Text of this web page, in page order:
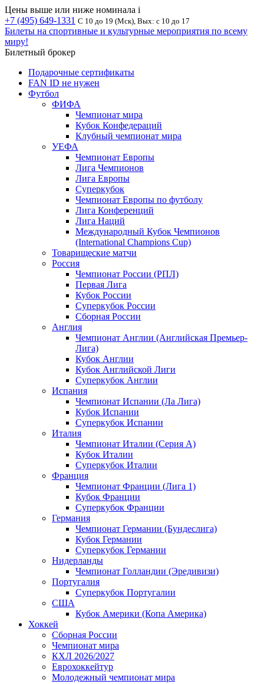
Цены выше или ниже номинала i
+7 (495) 649-1331 С 10 до 19 (Мск), Вых: с 10 до 17
Билеты на спортивные и культурные мероприятия по всему
миру!
Билетный брокер
Подарочные сертификаты
FAN ID не нужен
Футбол
ФИФА
Чемпионат мира
Кубок Конфедераций
Клубный чемпионат мира
УЕФА
Чемпионат Европы
Лига Чемпионов
Лига Европы
Суперкубок
Чемпионат Европы по футболу
Лига Конференций
Лига Наций
Международный Кубок Чемпионов
(International Champions Cup)
Товарищеские матчи
Россия
Чемпионат России (РПЛ)
Первая Лига
Кубок России
Суперкубок России
Сборная России
Англия
Чемпионат Англии (Английская Премьер-
Лига)
Кубок Англии
Кубок Английской Лиги
Суперкубок Англии
Испания
Чемпионат Испании (Ла Лига)
Кубок Испании
Суперкубок Испании
Италия
Чемпионат Италии (Серия А)
Кубок Италии
Суперкубок Италии
Франция
Чемпионат Франции (Лига 1)
Кубок Франции
Суперкубок Франции
Германия
Чемпионат Германии (Бундеслига)
Кубок Германии
Суперкубок Германии
Нидерланды
Чемпионат Голландии (Эредивизи)
Португалия
Суперкубок Португалии
США
Кубок Америки (Копа Америка)
Хоккей
Сборная России
Чемпионат мира
КХЛ 2026/2027
Еврохоккейтур
Молодежный чемпионат мира